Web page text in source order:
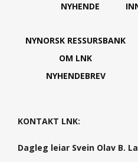
NYHENDE
NYNORSK RESSURSBANK
OM LNK
NYHENDEBREV
KONTAKT LNK:
Dagleg leiar Svein Olav B.